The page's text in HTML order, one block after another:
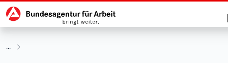
zu den Hauptinhalten springen
Hauptnavigation